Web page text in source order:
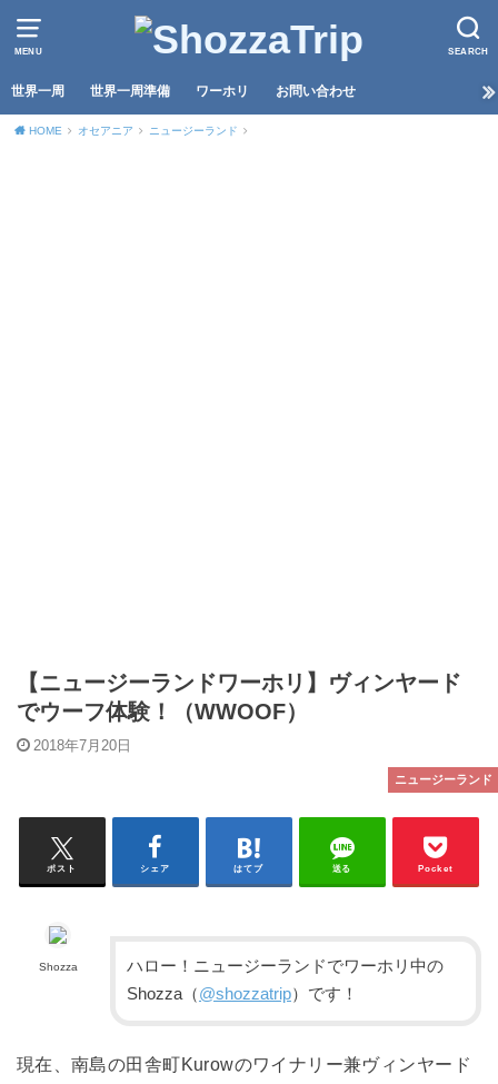
MENU SEARCH
世界一周 世界一周準備 ワーホリ お問い合わせ
HOME オセアニア ニュージーランド
【ニュージーランドワーホリ】ヴィンヤード
でウーフ体験！（WWOOF）
2018年7月20日
ニュージーランド
ポスト シェア はてブ 送る Pocket
Shozza
ハロー！ニュージーランドでワーホリ中の
Shozza（@shozzatrip）です！
現在、南島の田舎町Kurowのワイナリー兼ヴィンヤード